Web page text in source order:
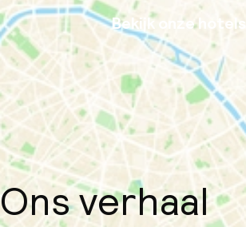
Bekijk onze hotels
Ons verhaal